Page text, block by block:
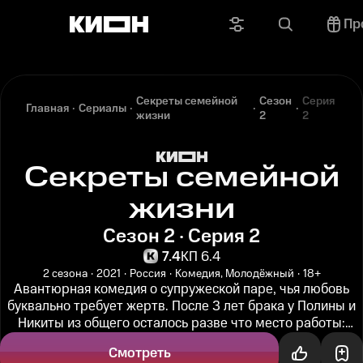
Главная Сериалы Секреты семейной
жизни
Сезон
2
Серия
2
Секреты семейной
жизни
Сезон 2 · Серия 2
7.4КП 6.4
2 сезона 2021 Россия Комедия, Молодёжный 18+
Авантюрная комедия о супружеской паре, чья любовь
буквально требует жертв. После 3 лет брака у Полины и
Никиты из общего осталось разве что место работы:
Смотреть